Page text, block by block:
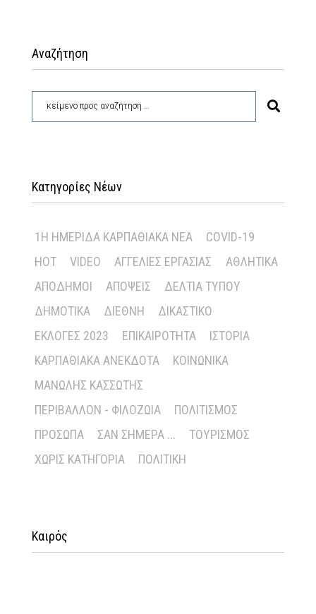
Αναζήτηση
Κατηγορίες Νέων
1Η ΗΜΕΡΊΔΑ ΚΑΡΠΑΘΙΑΚΆ ΝΈΑ
COVID-19
HOT
VIDEO ΑΓΓΕΛΊΕΣ ΕΡΓΑΣΊΑΣ
ΑΘΛΗΤΙΚΆ
ΑΠΌΔΗΜΟΙ
ΑΠΌΨΕΙΣ
ΔΕΛΤΊΑ ΤΎΠΟΥ
ΔΗΜΟΤΙΚΆ
ΔΙΕΘΝΉ
ΔΙΚΑΣΤΙΚΌ
ΕΚΛΟΓΈΣ 2023
ΕΠΙΚΑΙΡΌΤΗΤΑ
ΙΣΤΟΡΊΑ
ΚΑΡΠΑΘΙΑΚΆ ΑΝΈΚΔΟΤΑ
ΚΟΙΝΩΝΙΚΆ
ΜΑΝΏΛΗΣ ΚΑΣΣΏΤΗΣ
ΠΕΡΙΒΆΛΛΟΝ - ΦΙΛΟΖΩΊΑ
ΠΟΛΙΤΙΣΜΌΣ
ΠΡΌΣΩΠΑ
ΣΑΝ ΣΉΜΕΡΑ ...
ΤΟΥΡΙΣΜΌΣ
ΧΩΡΊΣ ΚΑΤΗΓΟΡΊΑ
ΠΟΛΙΤΙΚΉ
Καιρός